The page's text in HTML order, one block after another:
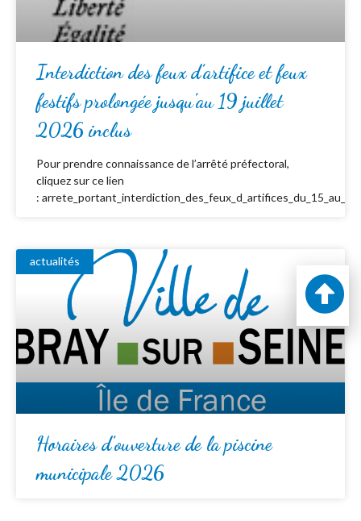
Interdiction des feux d’artifice et feux
festifs prolongée jusqu’au 19 juillet
2026 inclus
Pour prendre connaissance de l’arrêté préfectoral,
cliquez sur ce lien
:
actualités
Horaires d’ouverture de la piscine
municipale 2026